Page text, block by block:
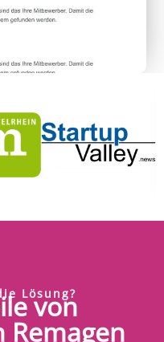
Lösung?
von
Remagen